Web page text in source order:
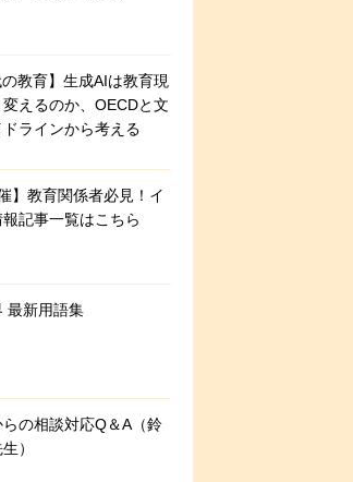
の教育】生成AIは教育現
えるのか、OECDと文
ラインから考える
】教育関係者必見！イ
記事一覧はこちら
最新用語集
の相談対応Q＆A（鈴
）